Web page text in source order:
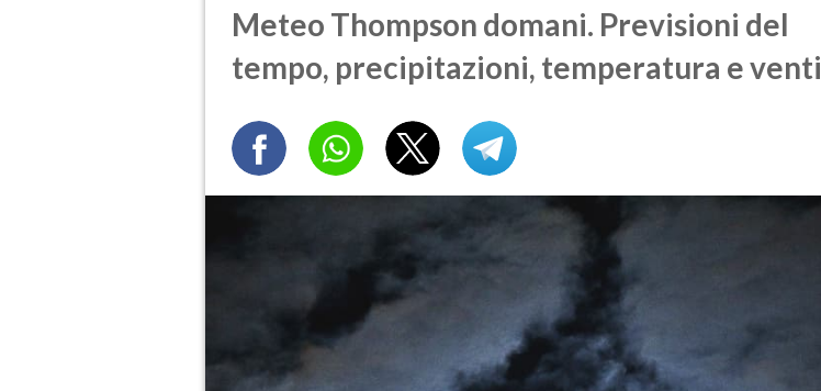
Meteo Thompson domani. Previsioni del
tempo, precipitazioni, temperatura e venti